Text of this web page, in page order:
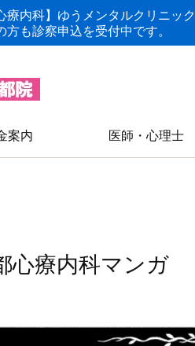
療内科】ゆうメンタルクリニック
方も診察申込を受付中です。
案内 医師・心理士
心療内科マンガ